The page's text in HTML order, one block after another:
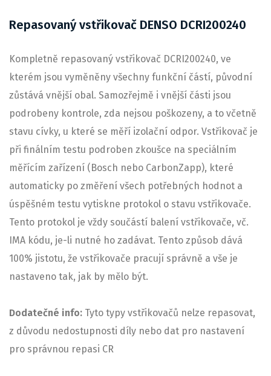
Repasovaný vstřikovač DENSO DCRI200240
Kompletně repasovaný vstřikovač DCRI200240, ve
kterém jsou vyměněny všechny funkční částí, původní
zůstává vnější obal. Samozřejmě i vnější části jsou
podrobeny kontrole, zda nejsou poškozeny, a to včetně
stavu cívky, u které se měří izolační odpor. Vstřikovač je
při finálním testu podroben zkoušce na speciálním
měřícím zařízení (Bosch nebo CarbonZapp), které
automaticky po změření všech potřebných hodnot a
úspěšném testu vytiskne protokol o stavu vstřikovače.
Tento protokol je vždy součástí balení vstřikovače, vč.
IMA kódu, je-li nutné ho zadávat. Tento způsob dává
100% jistotu, že vstřikovače pracují správně a vše je
nastaveno tak, jak by mělo být.
Dodatečné info: Tyto typy vstřikovačů nelze repasovat,
z důvodu nedostupnosti díly nebo dat pro nastavení
pro správnou repasi CR